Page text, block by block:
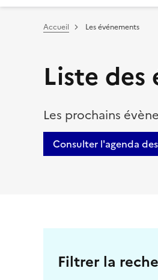
Vous êtes ici :
Accueil Les événements
Liste des
Les prochains
Consulter l'agenda
Filtrer la